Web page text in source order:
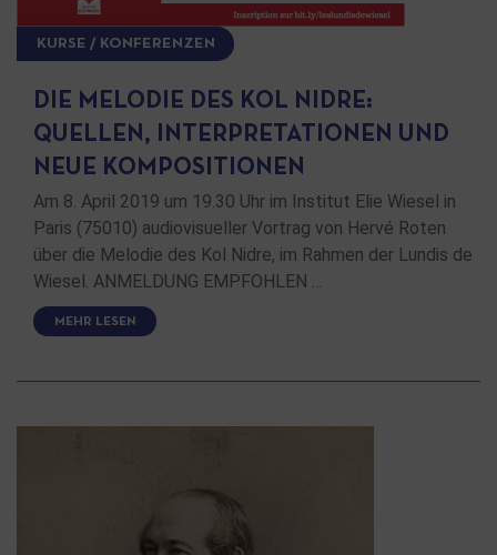
KURSE / KONFERENZEN
DIE MELODIE DES KOL NIDRE:
QUELLEN, INTERPRETATIONEN UND
NEUE KOMPOSITIONEN
Am 8. April 2019 um 19.30 Uhr im Institut Elie Wiesel in
Paris (75010) audiovisueller Vortrag von Hervé Roten
über die Melodie des Kol Nidre, im Rahmen der Lundis de
Wiesel. ANMELDUNG EMPFOHLEN …
MEHR LESEN